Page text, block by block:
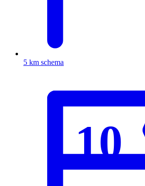
5 km schema
10